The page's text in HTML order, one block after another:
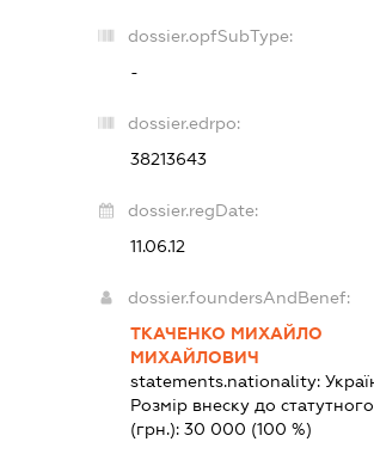
dossier.opfSubType:
-
dossier.edrpo:
38213643
dossier.regDate:
11.06.12
dossier.foundersAndBenef:
ТКАЧЕНКО МИХАЙЛО
МИХАЙЛОВИЧ
statements.nationality:
Розмір внеску до
(грн.):30 000 (100 %)